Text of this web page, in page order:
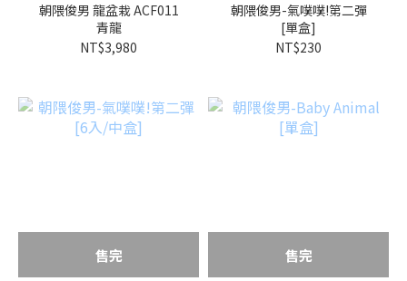
朝隈俊男 龍盆栽 ACF011
青龍
NT$3,980
朝隈俊男-氣噗噗!第二彈
[單盒]
NT$230
售完 售完